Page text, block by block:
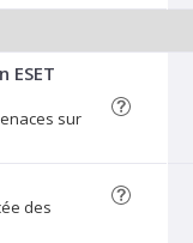
sur
des